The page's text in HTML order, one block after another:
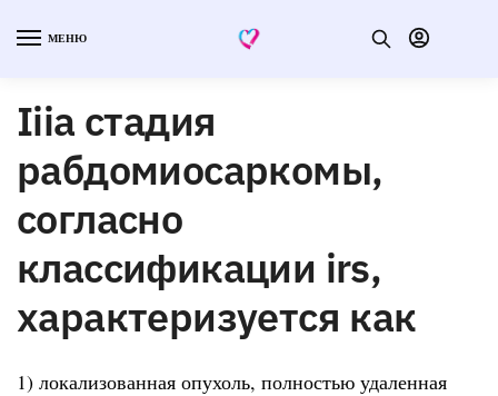
МЕНЮ
Iiia стадия
рабдомиосаркомы,
согласно
классификации irs,
характеризуется как
1) локализованная опухоль, полностью удаленная